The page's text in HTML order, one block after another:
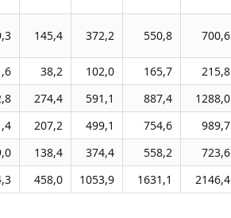
145,4 372,2 550,8 700,6
38,2 102,0 165,7 215,8
274,4 591,1 887,4 1288,0
207,2 499,1 754,6 989,7
138,4 374,4 558,2 723,6
458,0 1053,9 1631,1 2146,4